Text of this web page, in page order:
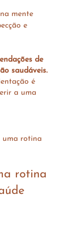
mente
e
de
saudáveis.
é
a uma
uma rotina
rotina